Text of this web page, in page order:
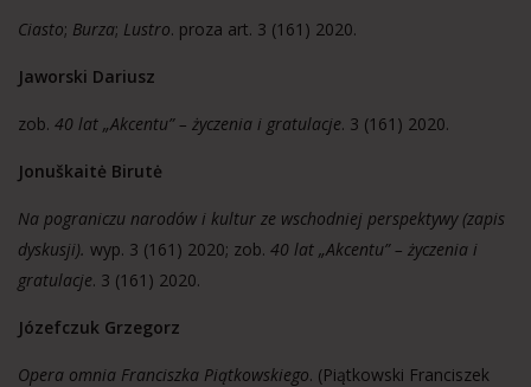
Ciasto; Burza; Lustro. proza art. 3 (161) 2020.
Jaworski Dariusz
zob. 40 lat „Akcentu” – życzenia i gratulacje. 3 (161) 2020.
Jonuškaitė Birutė
Na pograniczu narodów i kultur ze wschodniej perspektywy (zapis
dyskusji). wyp. 3 (161) 2020; zob. 40 lat „Akcentu” – życzenia i
gratulacje. 3 (161) 2020.
Józefczuk Grzegorz
Opera omnia Franciszka Piątkowskiego. (Piątkowski Franciszek